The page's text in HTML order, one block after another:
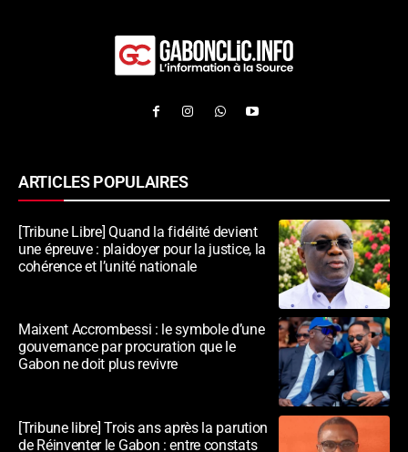
ARTICLES POPULAIRES
[Tribune Libre] Quand la fidélité devient
une épreuve : plaidoyer pour la justice, la
cohérence et l’unité nationale
Maixent Accrombessi : le symbole d’une
gouvernance par procuration que le
Gabon ne doit plus revivre
[Tribune libre] Trois ans après la parution
de Réinventer le Gabon : entre constats